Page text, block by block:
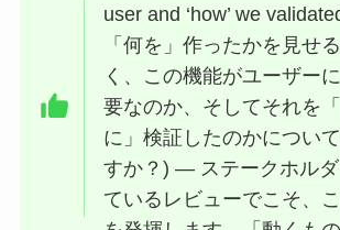
user and ‘how’ we
「何を」作ったかを見せ
く、この機能がユーザー
要なのか、そしてそれを
に」検証したのかについ
すか？) — ステークホルダ
ているレビューでこそ、